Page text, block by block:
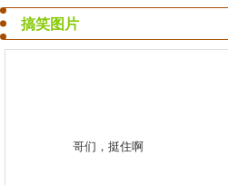
搞笑图片
哥们，挺住啊